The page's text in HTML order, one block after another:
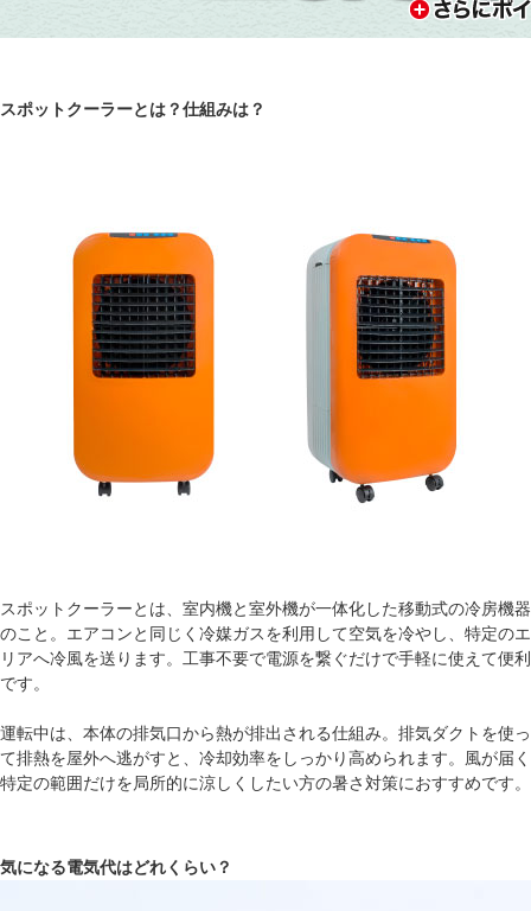
スポットクーラーとは？仕組みは？
スポットクーラーとは、室内機と室外機が一体化した移動式の冷房機器
のこと。エアコンと同じく冷媒ガスを利用して空気を冷やし、特定のエ
リアへ冷風を送ります。工事不要で電源を繋ぐだけで手軽に使えて便利
です。
運転中は、本体の排気口から熱が排出される仕組み。排気ダクトを使っ
て排熱を屋外へ逃がすと、冷却効率をしっかり高められます。風が届く
特定の範囲だけを局所的に涼しくしたい方の暑さ対策におすすめです。
気になる電気代はどれくらい？